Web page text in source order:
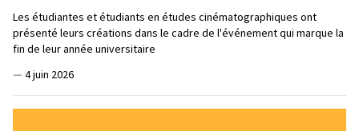
Les étudiantes et étudiants en études cinématographiques ont
présenté leurs créations dans le cadre de l'événement qui marque la
fin de leur année universitaire
— 4 juin 2026